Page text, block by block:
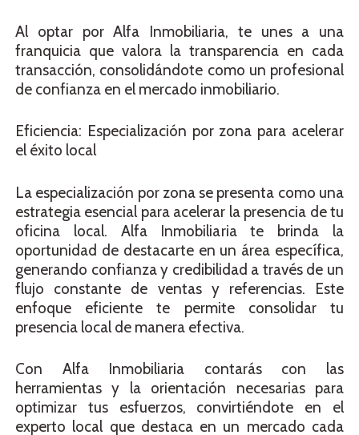
Al optar por Alfa Inmobiliaria, te unes a una
franquicia que valora la transparencia en cada
transacción, consolidándote como un profesional
de confianza en el mercado inmobiliario.
Eficiencia: Especialización por zona para acelerar
el éxito local
La especialización por zona se presenta como una
estrategia esencial para acelerar la presencia de tu
oficina local. Alfa Inmobiliaria te brinda la
oportunidad de destacarte en un área específica,
generando confianza y credibilidad a través de un
flujo constante de ventas y referencias. Este
enfoque eficiente te permite consolidar tu
presencia local de manera efectiva.
Con Alfa Inmobiliaria contarás con las
herramientas y la orientación necesarias para
optimizar tus esfuerzos, convirtiéndote en el
experto local que destaca en un mercado cada